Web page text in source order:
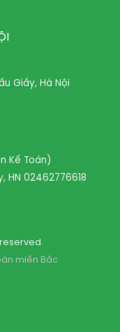
Giấy, Hà Nội
Kế Toán)
HN 02462776618
miền Bắc